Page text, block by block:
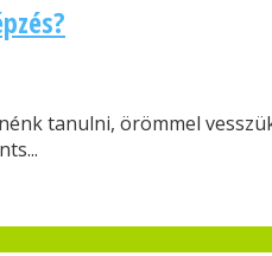
tanulni, örömmel